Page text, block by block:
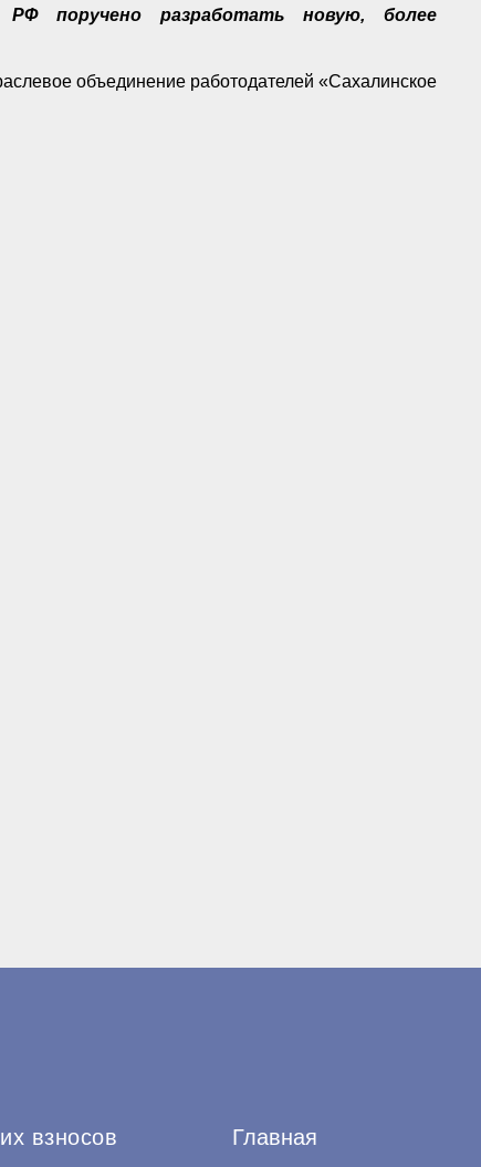
РФ поручено разработать новую, более
объединение работодателей «Сахалинское
взносов
Главная